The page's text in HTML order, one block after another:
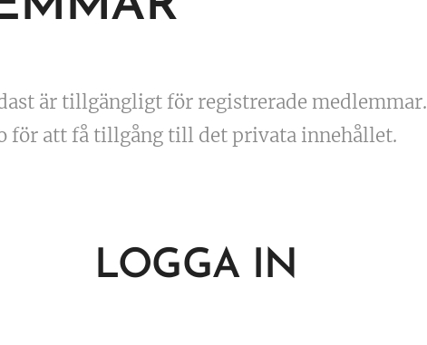
är tillgängligt för registrerade medlemmar.
för att få tillgång till det privata innehållet.
LOGGA IN